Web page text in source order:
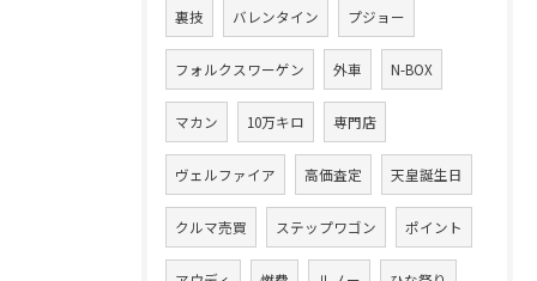
裏技 バレンタイン プジョー
フォルクスワーゲン 外車 N-BOX
マカン 10万キロ 専門店
ヴェルファイア 高価査定 天皇誕生日
クルマ売買 ステップワゴン ポイント